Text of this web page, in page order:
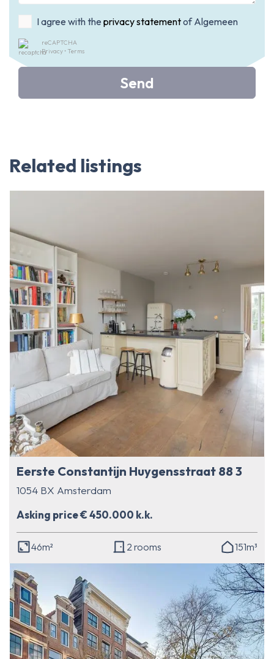
I agree with the privacy statementof Algemeen
reCAPTCHA
Privacy • Terms
Send
Related listings
Eerste Constantijn Huygensstraat 88 3
1054 BX Amsterdam
Asking price € 450.000 k.k.
46m² 2 rooms 151m³